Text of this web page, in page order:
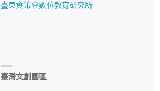
臺東資策會數位教育研究所
臺灣文創園區